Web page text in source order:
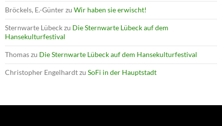
Bröckels, E.-Günterzu Wir haben sie erwischt!
Sternwarte Lübeckzu Die Sternwarte Lübeck auf dem
Hansekulturfestival
Thomaszu Die Sternwarte Lübeck auf dem Hansekulturfestival
Christopher Engelhardtzu SoFi in der Hauptstadt